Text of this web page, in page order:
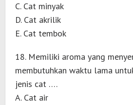
C. Cat minyak
D. Cat akrilik
E. Cat tembok
18. Memiliki aroma yang
membutuhkan waktu lama
jenis cat ….
A. Cat air